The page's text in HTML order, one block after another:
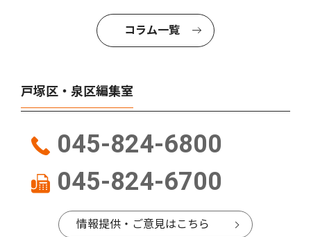
コラム一覧
戸塚区・泉区編集室
045-824-6800
045-824-6700
情報提供・ご意見はこちら